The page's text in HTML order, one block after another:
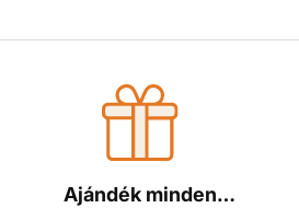
Ajándék minden